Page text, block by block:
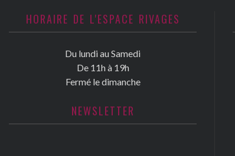
HORAIRE DE L'ESPACE RIVAGES
Du lundi au Samedi
De 11h à 19h
Fermé le dimanche
NEWSLETTER